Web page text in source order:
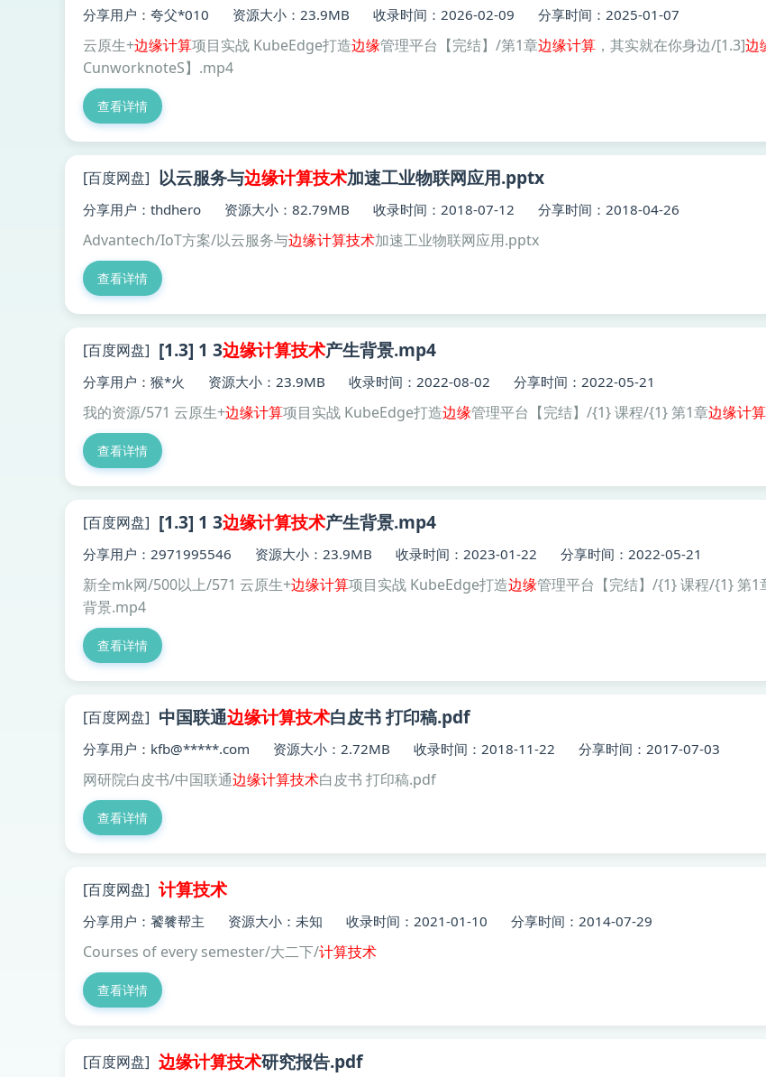
分享用户：夸父*010 资源大小：23.9MB 收录时间：2026-02-09 分享时间：2025-01-07
云原生+边缘计算项目实战 KubeEdge打造边缘管理平台【完结】/第1章边缘计算 ，其实就在你身边/[1.3]边
CunworknoteS】.mp4
查看详情
[百度网盘] 以云服务与边缘计算技术加速工业物联网应用.pptx
分享用户：thdhero 资源大小：82.79MB 收录时间：2018-07-12 分享时间：2018-04-26
Advantech/IoT方案/以云服务与边缘计算技术加速工业物联网应用.pptx
查看详情
[百度网盘] [1.3] 1 3边缘计算技术产生背景.mp4
分享用户：猴*火 资源大小：23.9MB 收录时间：2022-08-02 分享时间：2022-05-21
我的资源/571 云原生+边缘计算项目实战 KubeEdge打造边缘管理平台【完结】/{1} 课程/{1} 第1章边缘计算
查看详情
[百度网盘] [1.3] 1 3边缘计算技术产生背景.mp4
分享用户：2971995546 资源大小：23.9MB 收录时间：2023-01-22 分享时间：2022-05-21
新全mk网/500以上/571 云原生+边缘计算项目实战 KubeEdge打造边缘管理平台【完结】/{1} 课程/{1} 第1
背景.mp4
查看详情
[百度网盘] 中国联通边缘计算技术白皮书 打印稿.pdf
分享用户：kfb@*****.com 资源大小：2.72MB 收录时间：2018-11-22 分享时间：2017-07-03
网研院白皮书/中国联通边缘计算技术白皮书 打印稿.pdf
查看详情
[百度网盘] 计算技术
分享用户：饕餮帮主 资源大小：未知 收录时间：2021-01-10 分享时间：2014-07-29
Courses of every semester/大二下/计算技术
查看详情
[百度网盘] 边缘计算技术研究报告.pdf